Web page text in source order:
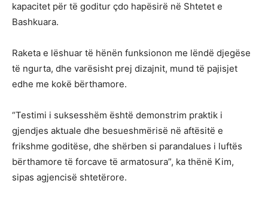
kapacitet për të goditur çdo hapësirë në Shtetet e
Bashkuara.
Raketa e lëshuar të hënën funksionon me lëndë djegëse
të ngurta, dhe varësisht prej dizajnit, mund të pajisjet
edhe me kokë bërthamore.
“Testimi i suksesshëm është demonstrim praktik i
gjendjes aktuale dhe besueshmërisë në aftësitë e
frikshme goditëse, dhe shërben si parandalues i luftës
bërthamore të forcave të armatosura”, ka thënë Kim,
sipas agjencisë shtetërore.